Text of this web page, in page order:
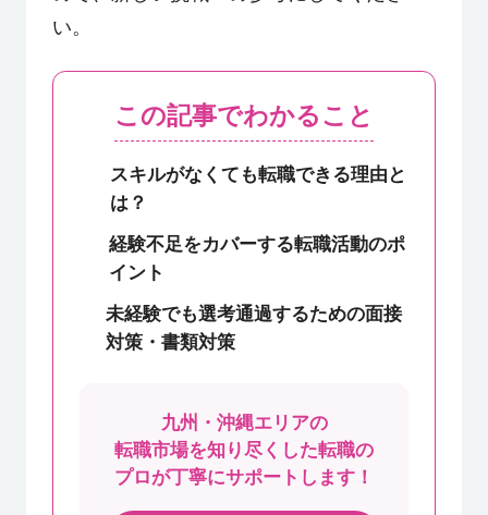
い。
この記事でわかること
スキルがなくても転職できる理由と
は？
経験不足をカバーする転職活動のポ
イント
未経験でも選考通過するための面接
対策・書類対策
九州・沖縄エリアの
転職市場を知り尽くした転職の
プロが丁寧にサポートします！